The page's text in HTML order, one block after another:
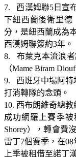
7. 西漢姆聯5日宣
下紐西蘭後衛里德
分，是紐西蘭成為
西漢姆聯簽約3年。
8. 布萊克本流浪者
（Mame Biram
9. 西班牙中場阿特
打消轉隊的念頭。
10. 西布朗維奇總
成功網羅上賽季
Shorey），轉會費
雷丁7個賽季，在
上季被租借至諾丁